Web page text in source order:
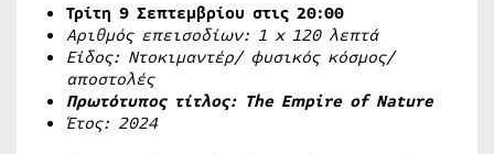
Τρίτη 9 Σεπτεμβρίου στις 20:00
Αριθμός επεισοδίων: 1 x120 λεπτά
Είδος: Ντοκιμαντέρ/ φυσικός κόσμος/
αποστολές
Πρωτότυπος τίτλος: The Empire of Nature
Έτος: 2024